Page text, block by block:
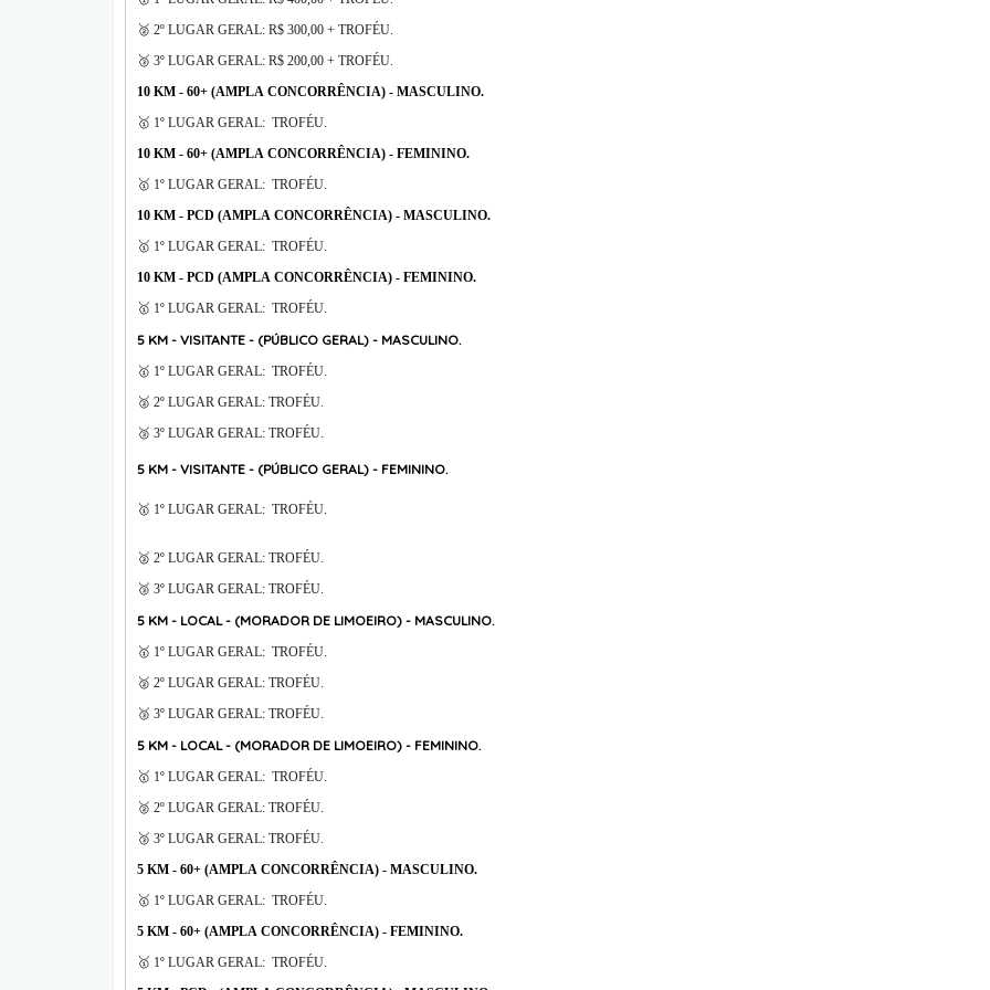
🥈 2º LUGAR GERAL: R$ 300,00 + TROFÉU.
🥉 3º LUGAR GERAL: R$ 200,00 + TROFÉU.
10 KM - 60+ (AMPLA CONCORRÊNCIA) - MASCULINO.
🥇 1º LUGAR GERAL: TROFÉU.
10 KM - 60+ (AMPLA CONCORRÊNCIA) - FEMININO.
🥇 1º LUGAR GERAL: TROFÉU.
10 KM - PCD (AMPLA CONCORRÊNCIA) - MASCULINO.
🥇 1º LUGAR GERAL: TROFÉU.
10 KM - PCD (AMPLA CONCORRÊNCIA) - FEMININO.
🥇 1º LUGAR GERAL: TROFÉU.
5 KM - VISITANTE - (PÚBLICO GERAL) - MASCULINO.
🥇 1º LUGAR GERAL: TROFÉU.
🥈 2º LUGAR GERAL: TROFÉU.
🥉 3º LUGAR GERAL: TROFÉU.
5 KM - VISITANTE - (PÚBLICO GERAL) - FEMININO.
🥇 1º LUGAR GERAL: TROFÉU.
🥈 2º LUGAR GERAL: TROFÉU.
🥉 3º LUGAR GERAL: TROFÉU.
5 KM - LOCAL - (MORADOR DE LIMOEIRO) - MASCULINO.
🥇 1º LUGAR GERAL: TROFÉU.
🥈 2º LUGAR GERAL: TROFÉU.
🥉 3º LUGAR GERAL: TROFÉU.
5 KM - LOCAL - (MORADOR DE LIMOEIRO) - FEMININO.
🥇 1º LUGAR GERAL: TROFÉU.
🥈 2º LUGAR GERAL: TROFÉU.
🥉 3º LUGAR GERAL: TROFÉU.
5 KM - 60+ (AMPLA CONCORRÊNCIA) - MASCULINO.
🥇 1º LUGAR GERAL: TROFÉU.
5 KM - 60+ (AMPLA CONCORRÊNCIA) - FEMININO.
🥇 1º LUGAR GERAL: TROFÉU.